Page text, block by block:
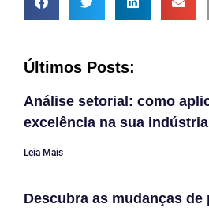
Últimos Posts:
Análise setorial: como
excelência na sua indústria
Leia Mais
Descubra as mudanças de